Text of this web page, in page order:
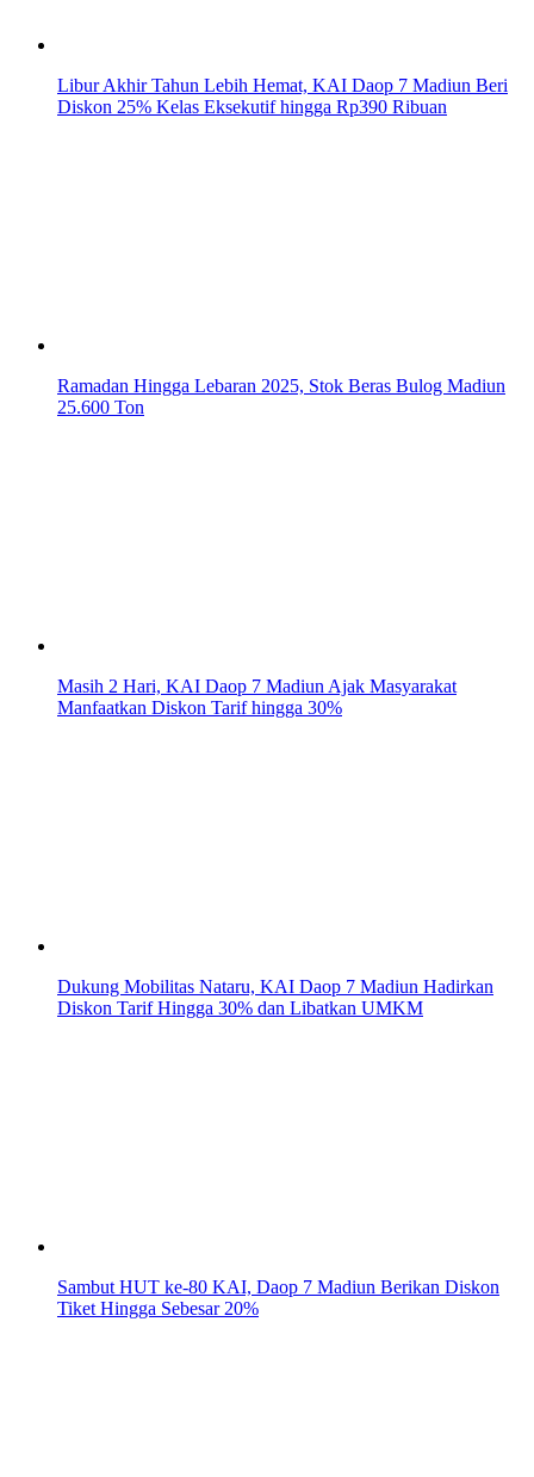
Libur Akhir Tahun Lebih Hemat, KAI Daop 7 Madiun Beri
Diskon 25% Kelas Eksekutif hingga Rp390 Ribuan
Ramadan Hingga Lebaran 2025, Stok Beras Bulog Madiun
25.600 Ton
Masih 2 Hari, KAI Daop 7 Madiun Ajak Masyarakat
Manfaatkan Diskon Tarif hingga 30%
Dukung Mobilitas Nataru, KAI Daop 7 Madiun Hadirkan
Diskon Tarif Hingga 30% dan Libatkan UMKM
Sambut HUT ke-80 KAI, Daop 7 Madiun Berikan Diskon
Tiket Hingga Sebesar 20%